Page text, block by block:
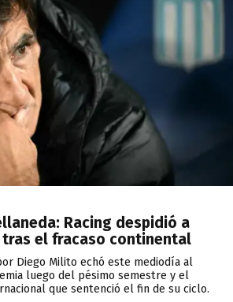
Racing despidió a
tras el fracaso continental
Diego Milito echó este mediodía al
luego del pésimo semestre y el
que sentenció el fin de su ciclo.